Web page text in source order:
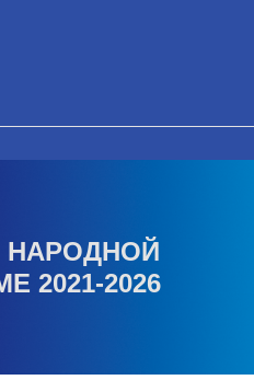
НАРОДНОЙ
2021-2026